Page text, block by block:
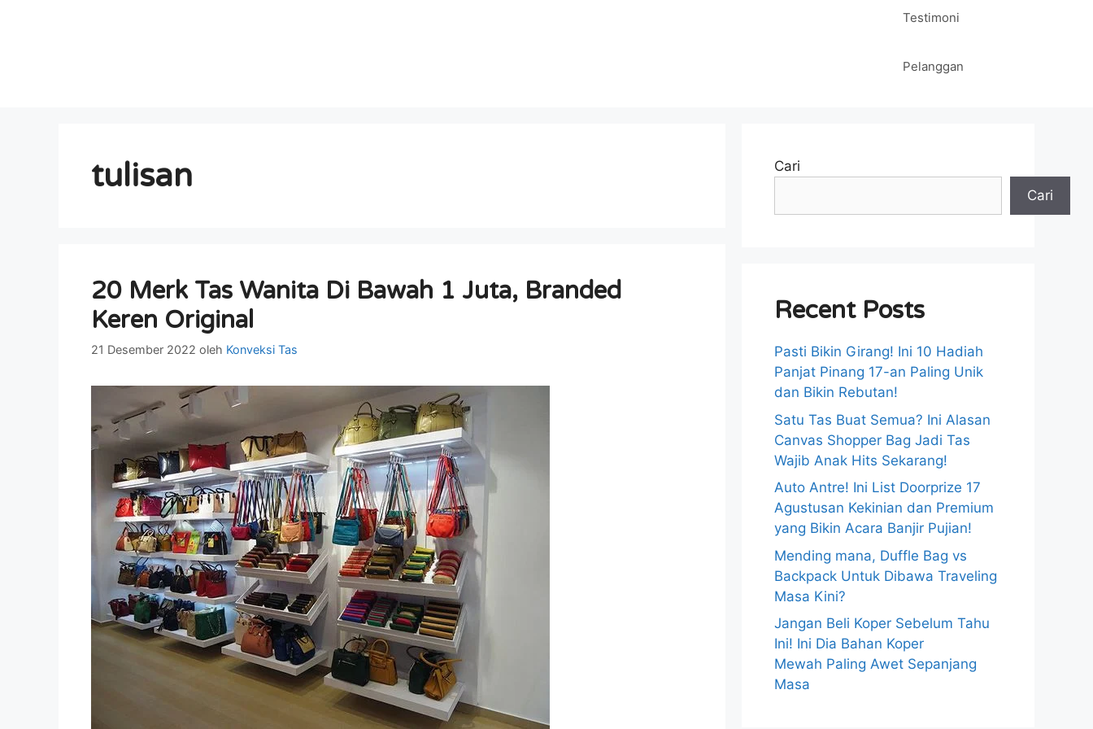
Testimoni
Pelanggan
tulisan
20 Merk Tas Wanita Di Bawah 1 Juta, Branded
Keren Original
21 Desember 2022 oleh Konveksi Tas
Cari
Cari
Recent Posts
Pasti Bikin Girang! Ini 10 Hadiah
Panjat Pinang 17-an Paling Unik
dan Bikin Rebutan!
Satu Tas Buat Semua? Ini Alasan
Canvas Shopper Bag Jadi Tas
Wajib Anak Hits Sekarang!
Auto Antre! Ini List Doorprize 17
Agustusan Kekinian dan Premium
yang Bikin Acara Banjir Pujian!
Mending mana, Duffle Bag vs
Backpack Untuk Dibawa Traveling
Masa Kini?
Jangan Beli Koper Sebelum Tahu
Ini! Ini Dia Bahan Koper
Mewah Paling Awet Sepanjang
Masa